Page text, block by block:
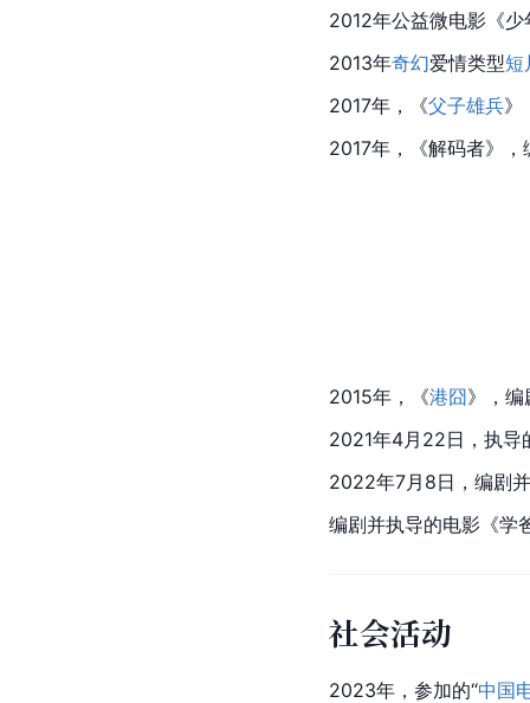
2012年公益微电影《
2013年奇幻爱情类型短
2017年，《父子雄兵》
2017年，《解码者》，
2015年，《港囧》，编
2021年4月22日，执导
2022年7月8日，编剧
编剧并执导的电影《学
社会活动
2023年，参加的“中国